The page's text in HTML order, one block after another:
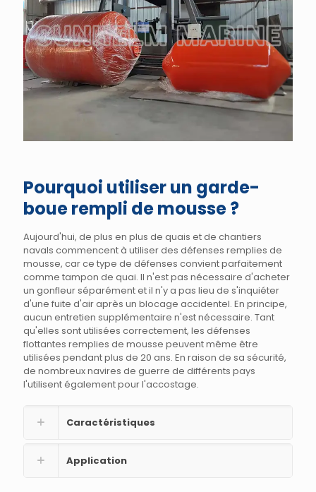
Pourquoi utiliser un garde-
boue rempli de mousse ?
Aujourd'hui, de plus en plus de quais et de chantiers
navals commencent à utiliser des défenses remplies de
mousse, car ce type de défenses convient parfaitement
comme tampon de quai. Il n'est pas nécessaire d'acheter
un gonfleur séparément et il n'y a pas lieu de s'inquiéter
d'une fuite d'air après un blocage accidentel. En principe,
aucun entretien supplémentaire n'est nécessaire. Tant
qu'elles sont utilisées correctement, les défenses
flottantes remplies de mousse peuvent même être
utilisées pendant plus de 20 ans. En raison de sa sécurité,
de nombreux navires de guerre de différents pays
l'utilisent également pour l'accostage.
Caractéristiques
Application